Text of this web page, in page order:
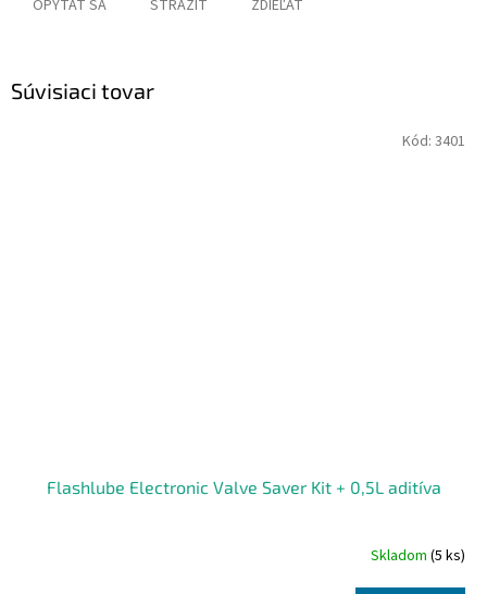
OPÝTAŤ SA STRÁŽIŤ ZDIEĽAŤ
Súvisiaci tovar
Flashlube Electronic Valve Saver Kit + 0,5L aditíva
Skladom (5 ks)
Kód: 3401